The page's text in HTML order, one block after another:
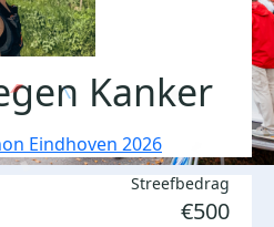
Kanker
Eindhoven 2026
Streefbedrag
€500